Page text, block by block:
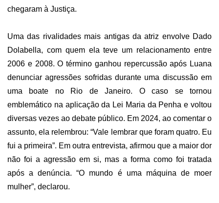
chegaram à Justiça.
Uma das rivalidades mais antigas da atriz envolve Dado
Dolabella, com quem ela teve um relacionamento entre
2006 e 2008. O término ganhou repercussão após Luana
denunciar agressões sofridas durante uma discussão em
uma boate no Rio de Janeiro. O caso se tornou
emblemático na aplicação da Lei Maria da Penha e voltou
diversas vezes ao debate público. Em 2024, ao comentar o
assunto, ela relembrou: “Vale lembrar que foram quatro. Eu
fui a primeira”. Em outra entrevista, afirmou que a maior dor
não foi a agressão em si, mas a forma como foi tratada
após a denúncia. “O mundo é uma máquina de moer
mulher”, declarou.